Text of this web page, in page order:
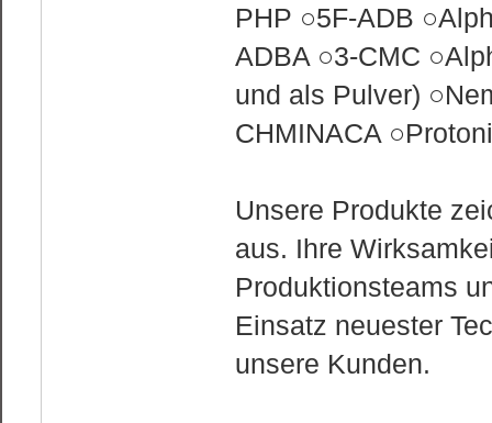
PHP ○5F-ADB
ADBA ○3-CMC
und als Pulver)
CHMINACA
Unsere Produkte
aus. Ihre
Produktionsteams
Einsatz neuester
unsere Kunden.